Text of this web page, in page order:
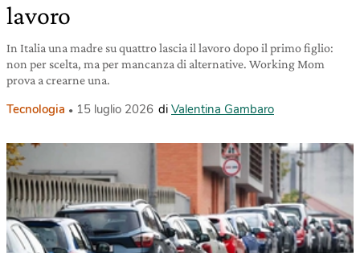
lavoro
In Italia una madre su quattro lascia il lavoro dopo il primo figlio:
non per scelta, ma per mancanza di alternative. Working Mom
prova a crearne una.
Tecnologia 15 luglio 2026 di Valentina Gambaro